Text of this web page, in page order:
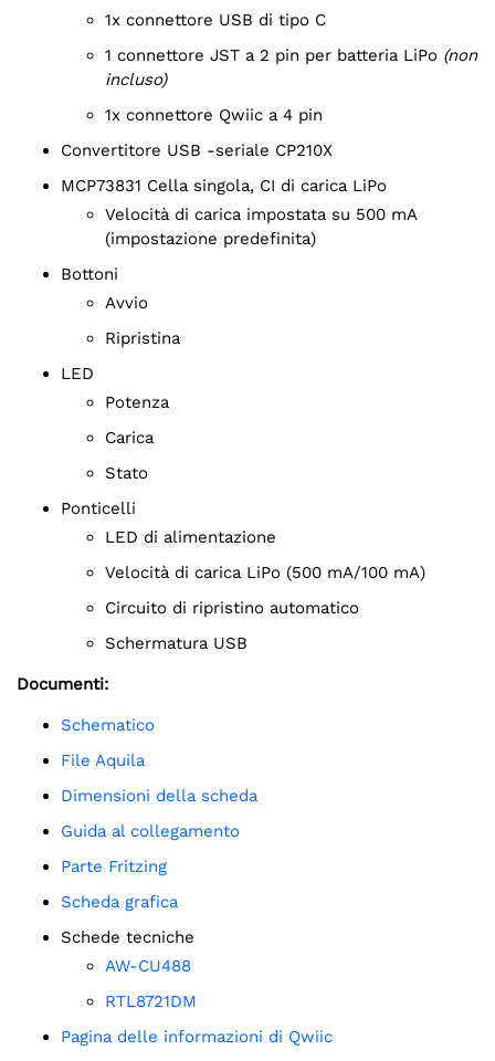
1x connettore USB di tipo C
1 connettore JST a 2 pin per batteria LiPo (non
incluso)
1x connettore Qwiic a 4 pin
Convertitore USB -seriale CP210X
MCP73831 Cella singola, CI di carica LiPo
Velocità di carica impostata su 500 mA
(impostazione predefinita)
Bottoni
Avvio
Ripristina
LED
Potenza
Carica
Stato
Ponticelli
LED di alimentazione
Velocità di carica LiPo (500 mA/100 mA)
Circuito di ripristino automatico
Schermatura USB
Documenti:
schematico
File Aquila
Dimensioni della scheda
Guida al collegamento
Parte Fritzing
Scheda grafica
Schede tecniche
AW-CU488
RTL8721DM
Pagina delle informazioni di Qwiic